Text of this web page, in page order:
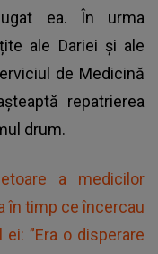
ea. În urma
ale Dariei și ale
de Medicină
repatrierea
drum.
a medicilor
în timp ce încercau
”Era o disperare